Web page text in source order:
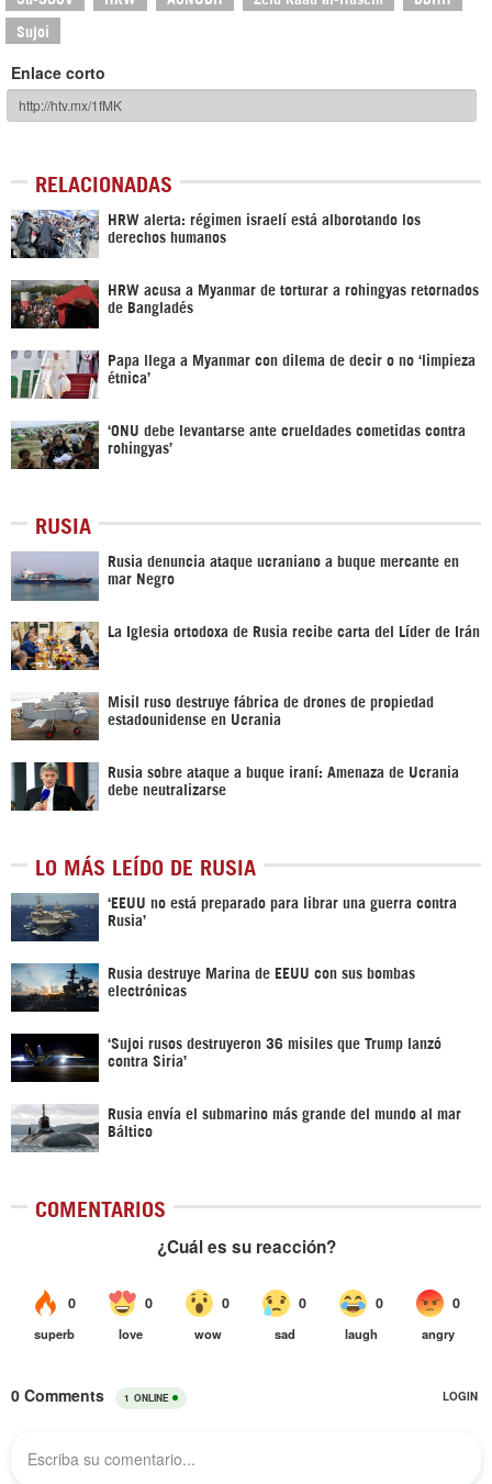
Sujoi
Enlace corto
RELACIONADAS
HRW alerta: régimen israelí está alborotando los
derechos humanos
HRW acusa a Myanmar de torturar a rohingyas retornados
de Bangladés
Papa llega a Myanmar con dilema de decir o no ‘limpieza
étnica’
‘ONU debe levantarse ante crueldades cometidas contra
rohingyas’
RUSIA
Rusia denuncia ataque ucraniano a buque mercante en
mar Negro
La Iglesia ortodoxa de Rusia recibe carta del Líder de Irán
Misil ruso destruye fábrica de drones de propiedad
estadounidense en Ucrania
Rusia sobre ataque a buque iraní: Amenaza de Ucrania
debe neutralizarse
LO MÁS LEÍDO DE RUSIA
‘EEUU no está preparado para librar una guerra contra
Rusia’
Rusia destruye Marina de EEUU con sus bombas
electrónicas
‘Sujoi rusos destruyeron 36 misiles que Trump lanzó
contra Siria’
Rusia envía el submarino más grande del mundo al mar
Báltico
COMENTARIOS